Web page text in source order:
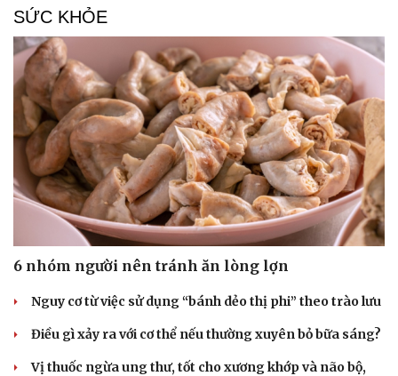
SỨC KHỎE
6 nhóm người nên tránh ăn lòng lợn
Nguy cơ từ việc sử dụng “bánh dẻo thị phi” theo trào lưu
Điều gì xảy ra với cơ thể nếu thường xuyên bỏ bữa sáng?
Vị thuốc ngừa ung thư, tốt cho xương khớp và não bộ,